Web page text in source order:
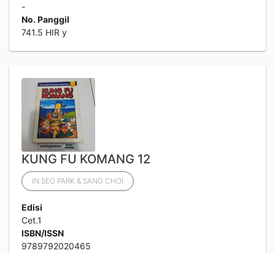
-
No. Panggil
741.5 HIR y
KUNG FU KOMANG 12
IN SEO PARK & SANG CHOI
Edisi
Cet.1
ISBN/ISSN
9789792020465